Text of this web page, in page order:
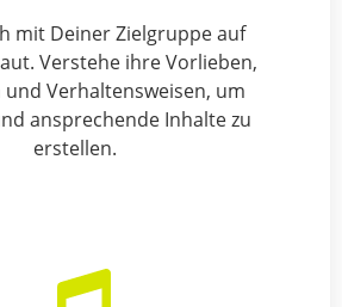
mit Deiner Zielgruppe auf
Verstehe ihre Vorlieben,
und Verhaltensweisen, um
ansprechende Inhalte zu
erstellen.